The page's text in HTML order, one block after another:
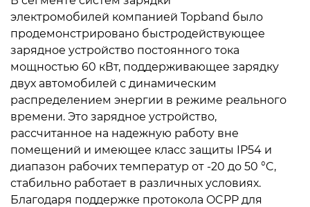
электромобилей компанией Topband было
продемонстрировано быстродействующее
зарядное устройство постоянного тока
мощностью 60 кВт, поддерживающее зарядку
двух автомобилей с динамическим
распределением энергии в режиме реального
времени. Это зарядное устройство,
рассчитанное на надежную работу вне
помещений и имеющее класс защиты IP54 и
диапазон рабочих температур от -20 до 50 °C,
стабильно работает в различных условиях.
Благодаря поддержке протокола OCPP для